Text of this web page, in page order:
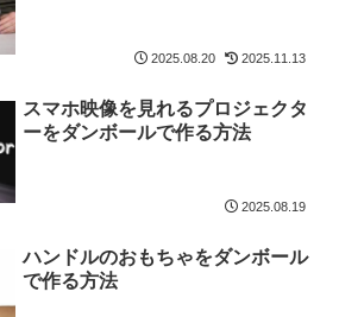
2025.08.20 2025.11.13
スマホ映像を見れるプロジェクタ
ーをダンボールで作る方法
2025.08.19
ハンドルのおもちゃをダンボール
で作る方法